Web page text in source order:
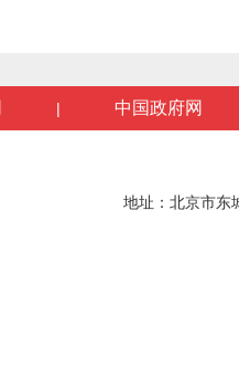
| 中国政府网
地址：北京市东